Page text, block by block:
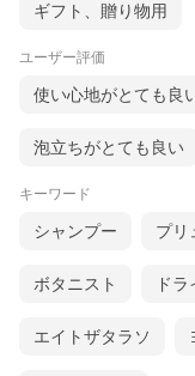
ギフト、贈り物用
ユーザー評価
使い心地がとても良
泡立ちがとても良い
キーワード
シャンプー プリ
ボタニスト ド
エイトザタラソ